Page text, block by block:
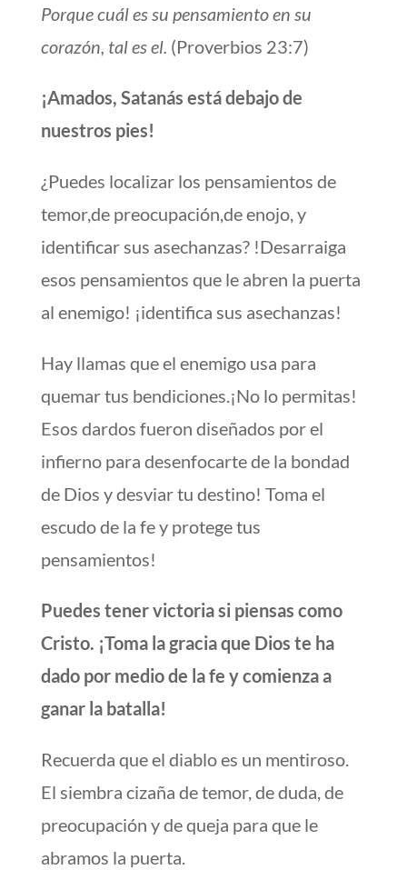
Porque cuál es su pensamiento en su
corazón, tal es el. (Proverbios 23:7)
¡Amados, Satanás está debajo de
nuestros pies!
¿Puedes localizar los pensamientos de
temor,de preocupación,de enojo, y
identificar sus asechanzas? !Desarraiga
esos pensamientos que le abren la puerta
al enemigo! ¡identifica sus asechanzas!
Hay llamas que el enemigo usa para
quemar tus bendiciones.¡No lo permitas!
Esos dardos fueron diseñados por el
infierno para desenfocarte de la bondad
de Dios y desviar tu destino! Toma el
escudo de la fe y protege tus
pensamientos!
Puedes tener victoria si piensas como
Cristo. ¡Toma la gracia que Dios te ha
dado por medio de la fe y comienza a
ganar la batalla!
Recuerda que el diablo es un mentiroso.
El siembra cizaña de temor, de duda, de
preocupación y de queja para que le
abramos la puerta.